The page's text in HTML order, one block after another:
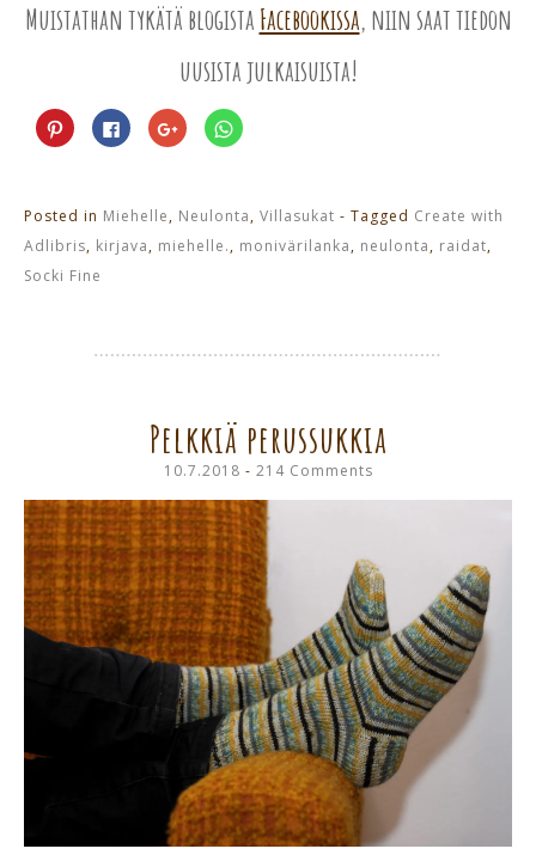
Muistathan tykätä blogista Facebookissa, niin saat tiedon
uusista julkaisuista!
Jaa
Pinterest
palvelussa(Avautuu
Jaa
Facebookissa(Avautuu
uudessa
Jaa
Google+
palvelussa(Avautuu
Jaa
WhatsApp
Posted in Miehelle, Neulonta, Villasukat - Tagged Create with
Adlibris, kirjava, miehelle., monivärilanka, neulonta, raidat,
Socki Fine
Pelkkiä perussukkia
10.7.2018 214 Comments